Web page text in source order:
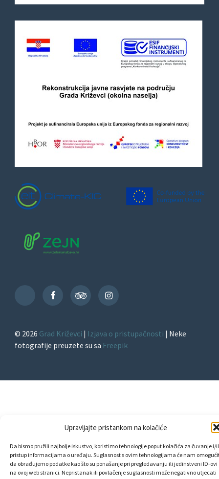
Upravljajte pristankom na kolačiće
Da bismo pružili najbolje iskustvo, koristimo tehnologije poput kolačića za čuvanje i/
pristup informacijama o uređaju. Suglasnost s ovim tehnologijama će nam
da obrađujemo podatke kao što su ponašanje pri pregledavanju ili jedinstveni ID-ovi
na ovoj web stranici. Nepristanak ili povlačenje suglasnosti može negativno utjecati
TikTok
FacebookTripAdvisorInstagram
© 2026 Grad Križevci | Izjava o pristupačnosti | Neke
fotografije preuzete su sa Freepik